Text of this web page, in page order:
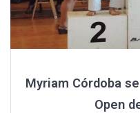
Myriam Córdoba
Open